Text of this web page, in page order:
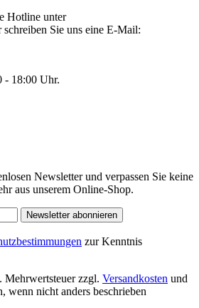
Hotline unter
Sie uns eine E-Mail:
- 18:00 Uhr.
Newsletter und verpassen Sie keine
aus unserem Online-Shop.
Newsletter abonnieren
zur Kenntnis
Mehrwertsteuer zzgl. Versandkosten und
wenn nicht anders beschrieben